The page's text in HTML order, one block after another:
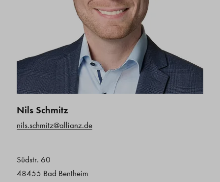
Nils Schmitz
nils.schmitz@allianz.de
Südstr. 60
48455 Bad Bentheim